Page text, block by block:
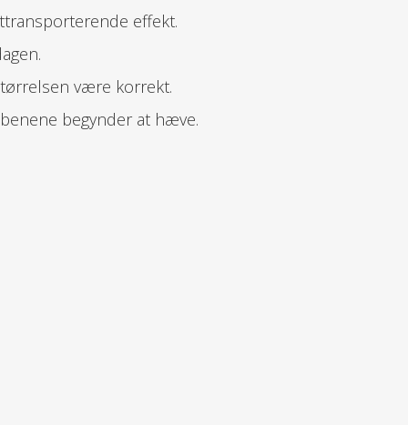
effekt.
være korrekt.
begynder at hæve.